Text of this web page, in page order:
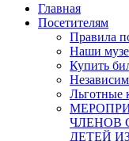
Главная
Посетителям
Правила
Наши
Купить
Льготные
ЧЛЕНОВ
ДЕТЕЙ